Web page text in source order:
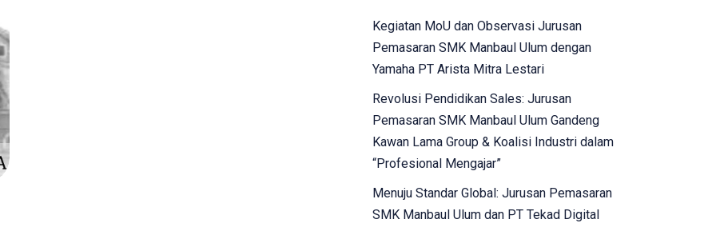
Kegiatan MoU dan Observasi Jurusan
Pemasaran SMK Manbaul Ulum dengan
Yamaha PT Arista Mitra Lestari
Revolusi Pendidikan Sales: Jurusan
Pemasaran SMK Manbaul Ulum Gandeng
Kawan Lama Group & Koalisi Industri dalam
“Profesional Mengajar”
Menuju Standar Global: Jurusan Pemasaran
SMK Manbaul Ulum dan PT Tekad Digital